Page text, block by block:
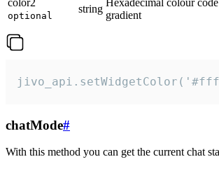
color2
optional
string
Hexadecimal colour
gradient
chatMode#
With this method you can get the current chat